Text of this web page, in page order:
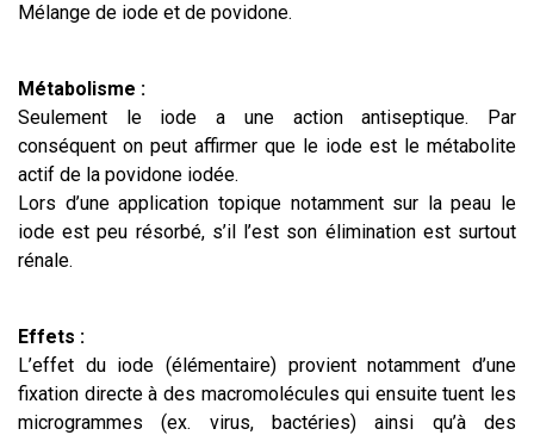
Mélange de iode et de povidone.
Métabolisme :
Seulement le iode a une action antiseptique. Par
conséquent on peut affirmer que le iode est le métabolite
actif de la povidone iodée.
Lors d’une application topique notamment sur la peau le
iode est peu résorbé, s’il l’est son élimination est surtout
rénale.
Effets :
L’effet du iode (élémentaire) provient notamment d’une
fixation directe à des macromolécules qui ensuite tuent les
microgrammes (ex. virus, bactéries) ainsi qu’à des